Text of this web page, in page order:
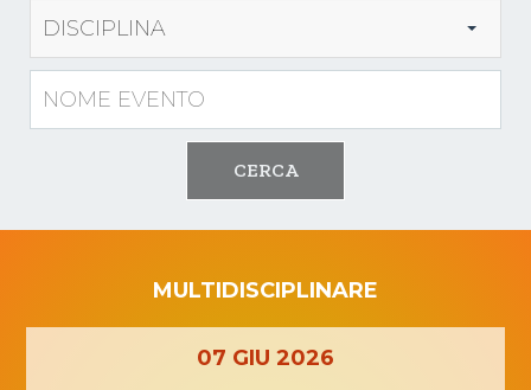
DISCIPLINA
CERCA
MULTIDISCIPLINARE
07 GIU 2026